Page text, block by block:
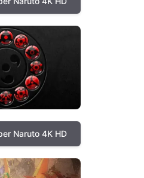
Naruto 4K HD